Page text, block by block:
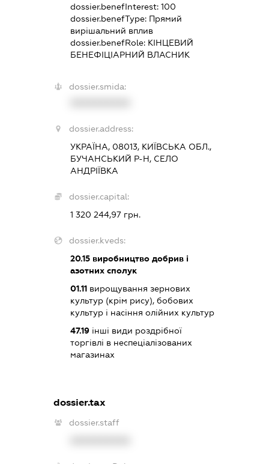
dossier.benefInterest: 100
dossier.benefType: Прямий
вирішальний вплив
dossier.benefRole: КІНЦЕВИЙ
БЕНЕФІЦІАРНИЙ ВЛАСНИК
dossier.smida:
dossier.address:
УКРАЇНА, 08013, КИЇВСЬКА ОБЛ.,
БУЧАНСЬКИЙ Р-Н, СЕЛО
АНДРІЇВКА
dossier.capital:
1 320 244,97 грн.
dossier.kveds:
20.15виробництво добрив і
азотних сполук
01.11вирощування зернових
культур (крім рису), бобових
культур і насіння олійних культур
47.19інші види роздрібної
торгівлі в неспеціалізованих
магазинах
dossier.tax
dossier.staff